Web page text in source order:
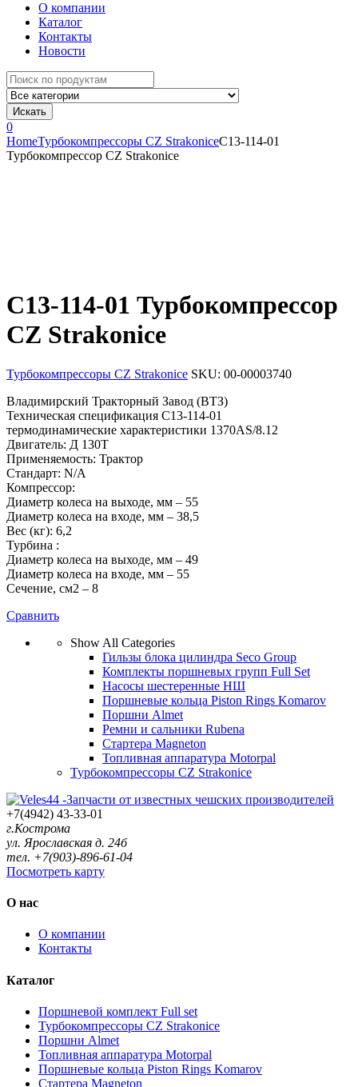
О компании
Каталог
Контакты
Новости
Search
for:
Искать
0
HomeТурбокомпрессоры CZ StrakoniceС13-114-01
Турбокомпрессор CZ Strakonice
Турбокомпрессоры CZ Strakonice SKU:00-00003740
Владимирский Тракторный Завод (ВТЗ)
Техническая спецификация C13-114-01
Двигатель: Д 130T
Стандарт: N/A
Компрессор:
Диаметр колеса на выходе, мм – 55
Диаметр колеса на входе, мм – 38,5
Вес (кг): 6,2
Турбина :
Диаметр колеса на выходе, мм – 49
Диаметр колеса на входе, мм – 55
Сечение, см2 – 8
Сравнить
Show All Categories
Поршни Almet
Ремни и сальники Rubena
Стартера Magneton
Топливная аппаратура Motorpal
Турбокомпрессоры CZ Strakonice
+7(4942) 43-33-01
ул. Ярославская д. 24б
Посмотреть карту
О нас
О компании
Контакты
Каталог
Поршневой комплект Full set
Турбокомпрессоры CZ Strakonice
Топливная аппаратура Motorpal
Стартера Magneton
Гильзы блока цилиндра Seco Group
Ремни и сальники Rubena
Персональный раздел